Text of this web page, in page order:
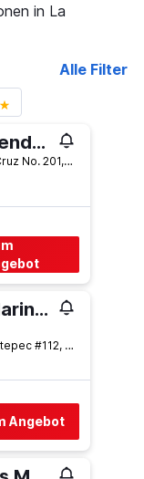
in La
Alle Filter
Binniguenda Huatulco
Blvd. Santa Cruz No. 201, Sector E, La Crucecita, Oaxaca, Mexiko
Hotel Marina Resort & Beach Club
Calle Tehuantepec #112, La Crucecita, Oaxaca, Mexiko
Angebot